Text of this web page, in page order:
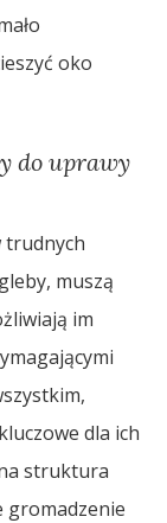
oko
do uprawy
trudnych
muszą
im
dla ich
struktura
gromadzenie